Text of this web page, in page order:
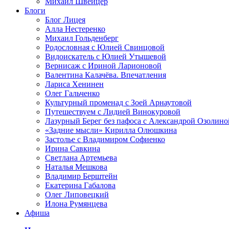
Блоги
Блог Лицея
Алла Нестеренко
Михаил Гольденберг
Родословная с Юлией Свинцовой
Видоискатель с Юлией Утышевой
Вернисаж с Ириной Ларионовой
Валентина Калачёва. Впечатления
Лариса Хенинен
Олег Гальченко
Культурный променад с Зоей Арнаутовой
Путешествуем с Лидией Винокуровой
Лазурный Берег без пафоса с Александрой
«Задние мысли» Кирилла Олюшкина
Застолье с Владимиром Софиенко
Ирина Савкина
Светлана Артемьева
Наталья Мешкова
Владимир Берштейн
Екатерина Габалова
Олег Липовецкий
Илона Румянцева
Афиша